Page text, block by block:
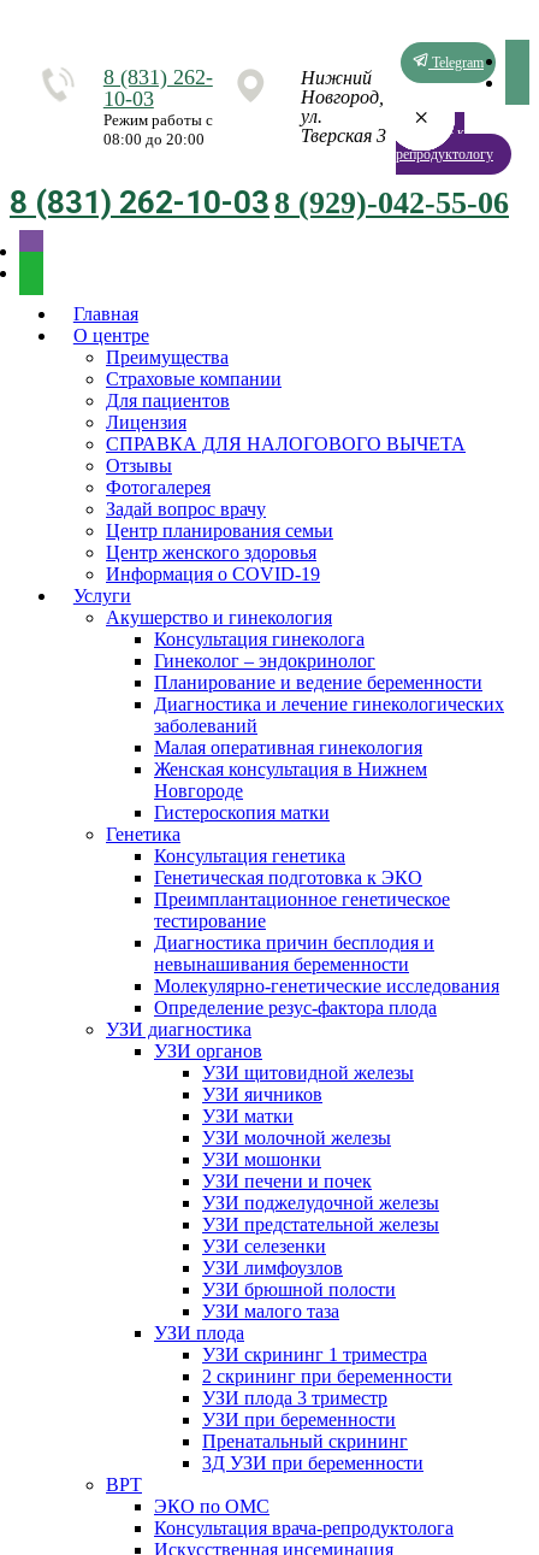
8 (831) 262-
10-03
Режим работы с
08:00 до 20:00
Нижний
Новгород,
ул.
Тверская 3
Telegram
Запись к
репродуктологу
8 (831) 262-10-038 (929)-042-55-06
Главная
О центре
Преимущества
Страховые компании
Для пациентов
Лицензия
СПРАВКА ДЛЯ НАЛОГОВОГО ВЫЧЕТА
Отзывы
Фотогалерея
Задай вопрос врачу
Центр планирования семьи
Центр женского здоровья
Информация о COVID-19
Услуги
Акушерство и гинекология
Консультация гинеколога
Гинеколог – эндокринолог
Планирование и ведение беременности
Диагностика и лечение гинекологических
заболеваний
Малая оперативная гинекология
Женская консультация в Нижнем
Новгороде
Гистероскопия матки
Генетика
Консультация генетика
Генетическая подготовка к ЭКО
Преимплантационное генетическое
тестирование
Диагностика причин бесплодия и
невынашивания беременности
Молекулярно-генетические исследования
Определение резус-фактора плода
УЗИ диагностика
УЗИ органов
УЗИ щитовидной железы
УЗИ яичников
УЗИ матки
УЗИ молочной железы
УЗИ мошонки
УЗИ печени и почек
УЗИ поджелудочной железы
УЗИ предстательной железы
УЗИ селезенки
УЗИ лимфоузлов
УЗИ брюшной полости
УЗИ малого таза
УЗИ плода
УЗИ скрининг 1 триместра
2 скрининг при беременности
УЗИ плода 3 триместр
УЗИ при беременности
Пренатальный скрининг
3Д УЗИ при беременности
ВРТ
ЭКО по ОМС
Консультация врача-репродуктолога
Искусственная инсеминация
×
×
×
×
×
×
×
×